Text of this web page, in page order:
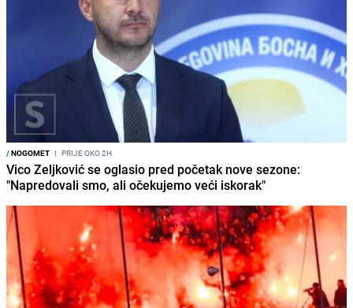
/NOGOMET I PRIJE OKO 2H
Vico Zeljković se oglasio pred početak nove sezone:
"Napredovali smo, ali očekujemo veći iskorak"